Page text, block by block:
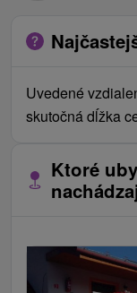
Uvedené
skutočná dĺžka
Ktoré